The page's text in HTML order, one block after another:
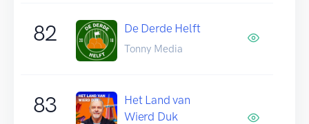
82 De Derde Helft
Tonny Media
83
Het Land van
Wierd Duk